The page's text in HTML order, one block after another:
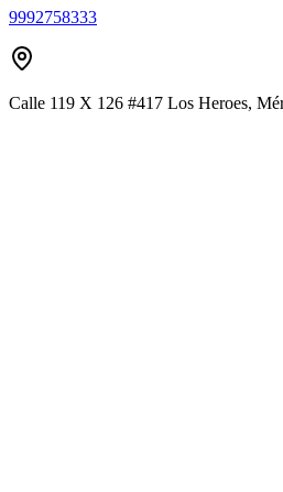
9992758333
Calle 119 X 126 #417 Los Heroes,